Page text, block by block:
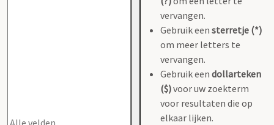
vervangen.
Gebruik een sterretje (*)
om meer letters te
vervangen.
Gebruik een dollarteken
($)voor uw zoekterm
voor resultaten die op
elkaar lijken.